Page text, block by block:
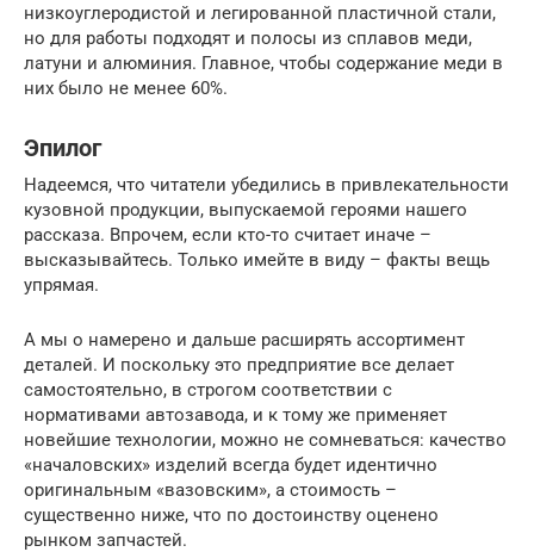
низкоуглеродистой и легированной пластичной стали,
но для работы подходят и полосы из сплавов меди,
латуни и алюминия. Главное, чтобы содержание меди в
них было не менее 60%.
Эпилог
Надеемся, что читатели убедились в привлекательности
кузовной продукции, выпускаемой героями нашего
рассказа. Впрочем, если кто-то считает иначе –
высказывайтесь. Только имейте в виду – факты вещь
упрямая.
А мы о намерено и дальше расширять ассортимент
деталей. И поскольку это предприятие все делает
самостоятельно, в строгом соответствии с
нормативами автозавода, и к тому же применяет
новейшие технологии, можно не сомневаться: качество
«началовских» изделий всегда будет идентично
оригинальным «вазовским», а стоимость –
существенно ниже, что по достоинству оценено
рынком запчастей.